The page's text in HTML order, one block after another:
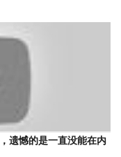
遗憾的是一直没能在内